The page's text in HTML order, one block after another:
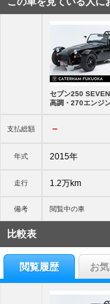
支払総額
年式
走行
備考
セブン250
高調・270エンジン
－
2015年
1.2万km
閲覧中の車
比較表
閲覧履歴 お